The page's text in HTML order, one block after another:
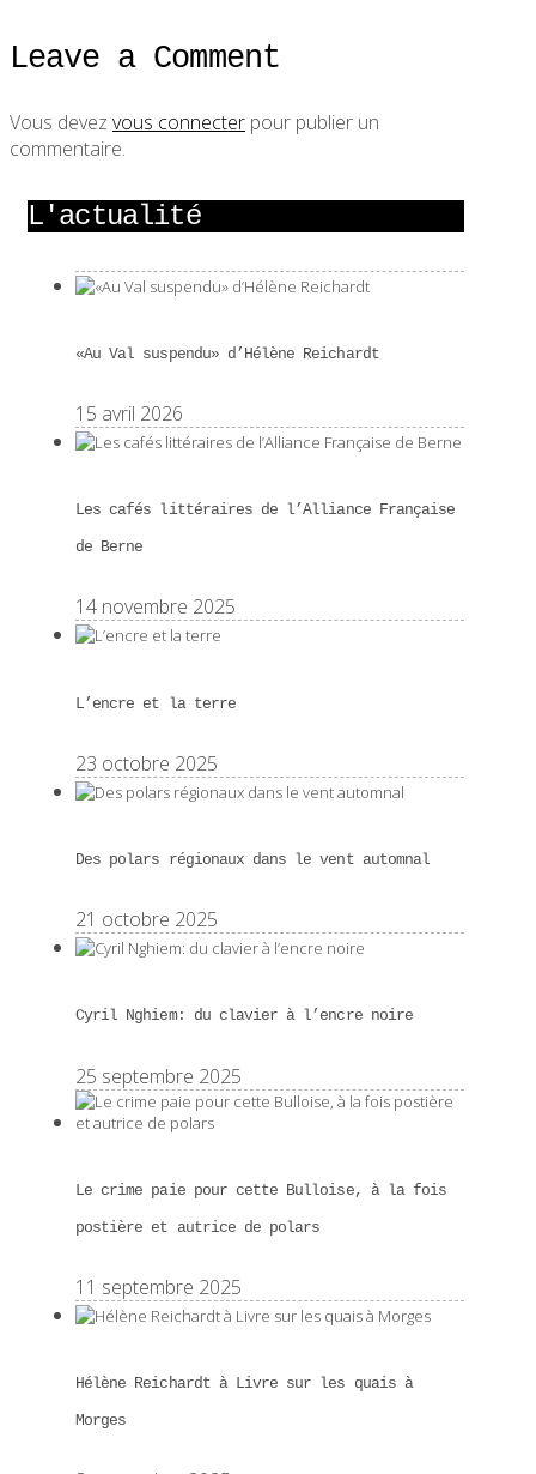
Leave a Comment
Vous devez vous connecter pour publier un
commentaire.
L'actualité
«Au Val suspendu» d’Hélène Reichardt
15 avril 2026
Les cafés littéraires de l’Alliance Française
de Berne
14 novembre 2025
L’encre et la terre
23 octobre 2025
Des polars régionaux dans le vent automnal
21 octobre 2025
Cyril Nghiem: du clavier à l’encre noire
25 septembre 2025
Le crime paie pour cette Bulloise, à la fois
postière et autrice de polars
11 septembre 2025
Hélène Reichardt à Livre sur les quais à
Morges